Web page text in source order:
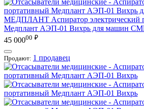
МЕДПЛАНТ Аспиратор электрический
Медплант АЭП-01 Вихрь для машин
45 00000 ₽
Продают: 1 продавец